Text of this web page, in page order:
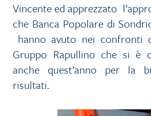
Vincente ed apprezzato
che Banca Popolare di
hanno avuto nei confronti
Gruppo Rapullino che si è
anche quest’anno per la
risultati.